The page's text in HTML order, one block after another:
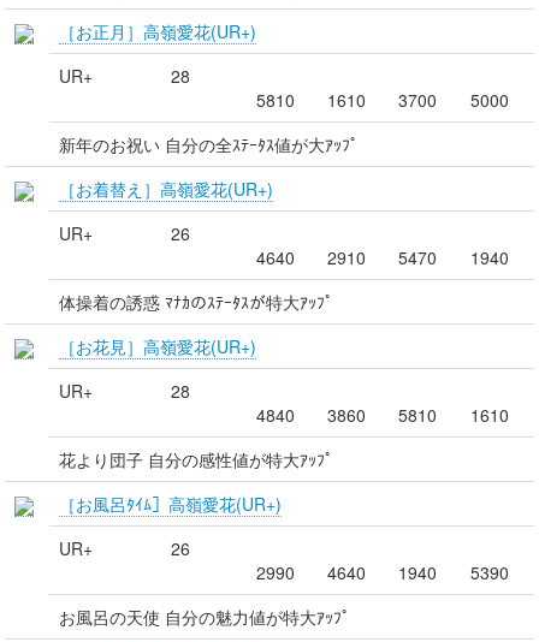
［お正月］高嶺愛花(UR+)
UR+
28
5810
1610 3700
5000
新年のお祝い 自分の全ｽﾃｰﾀｽ値が大ｱｯﾌﾟ
［お着替え］高嶺愛花(UR+)
UR+
26
4640
2910 5470
1940
体操着の誘惑 ﾏﾅｶのｽﾃｰﾀｽが特大ｱｯﾌﾟ
［お花見］高嶺愛花(UR+)
UR+
28
4840
3860 5810
1610
花より団子 自分の感性値が特大ｱｯﾌﾟ
［お風呂ﾀｲﾑ］高嶺愛花(UR+)
UR+
26
2990
4640 1940
5390
お風呂の天使 自分の魅力値が特大ｱｯﾌﾟ